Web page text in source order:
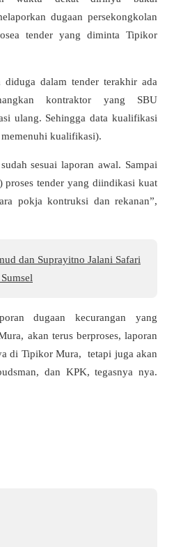
dugaan persekongkolan
tender yang diminta Tipikor
dalam tender terakhir ada
kontraktor yang SBU
ulang. Sehingga data kualifikasi
kualifikasi).
sesuai laporan awal. Sampai
proses tender yang diindikasi kuat
pokja kontruksi dan rekanan”,
dan Suprayitno Jalani Safari
dugaan kecurangan yang
akan terus berproses, laporan
di Tipikor Mura, tetapi juga akan
dan KPK, tegasnya nya.